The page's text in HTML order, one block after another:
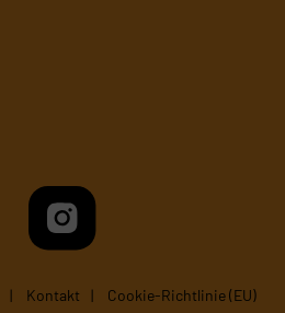
Kontakt Cookie-Richtlinie (EU)